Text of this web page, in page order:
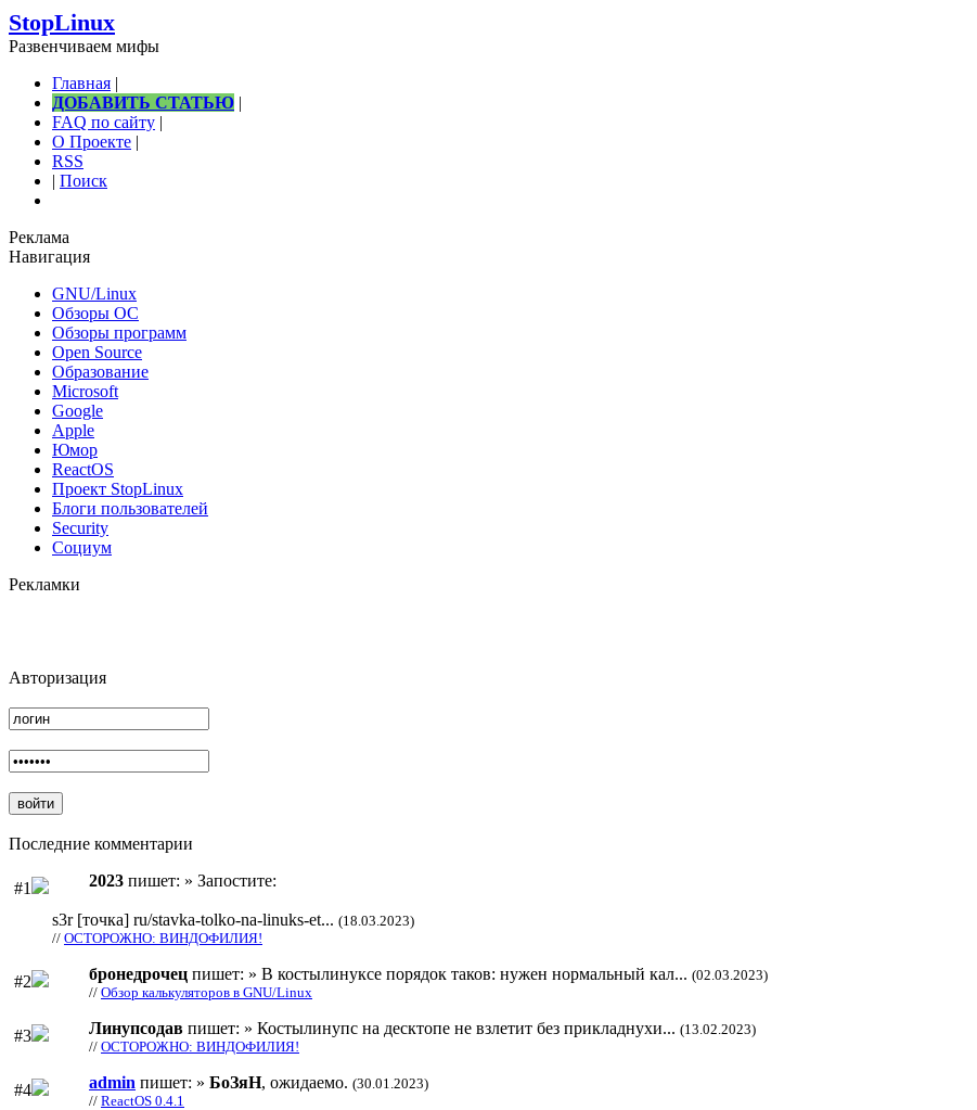
StopLinux
Развенчиваем мифы
Главная |
ДОБАВИТЬ СТАТЬЮ |
FAQ по сайту |
О Проекте |
RSS
| Поиск
Реклама
Навигация
GNU/Linux
Обзоры ОС
Обзоры программ
Open Source
Образование
Microsoft
Google
Apple
Юмор
ReactOS
Проект StopLinux
Блоги пользователей
Security
Социум
Рекламки
Авторизация
Последние комментарии
#1 2023 пишет: » Запостите:
s3r [точка] ru/stavka-tolko-na-linuks-et... (18.03.2023)
// ОСТОРОЖНО: ВИНДОФИЛИЯ!
#2 бронедрочец пишет: » В костылинуксе порядок таков: нужен нормальный кал... (02.03.2023)
// Обзор калькуляторов в GNU/Linux
#3 Линупсодав пишет: » Костылинупс на десктопе не взлетит без прикладнухи... (13.02.2023)
// ОСТОРОЖНО: ВИНДОФИЛИЯ!
#4 admin пишет: » БоЗяН, ожидаемо. (30.01.2023)
// ReactOS 0.4.1